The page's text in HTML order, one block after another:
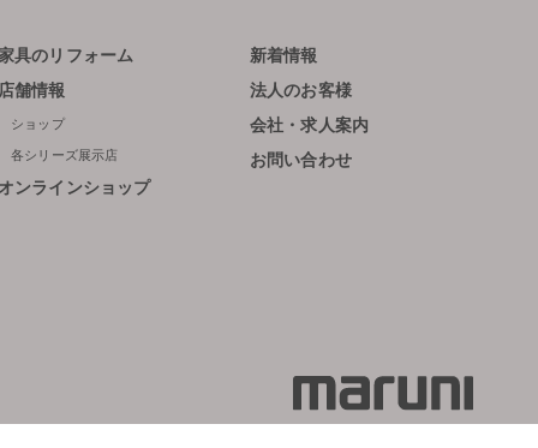
具のリフォーム
舗情報
ショップ
各シリーズ展示店
ンラインショップ
新着情報
法人のお客様
会社・求人案内
お問い合わせ